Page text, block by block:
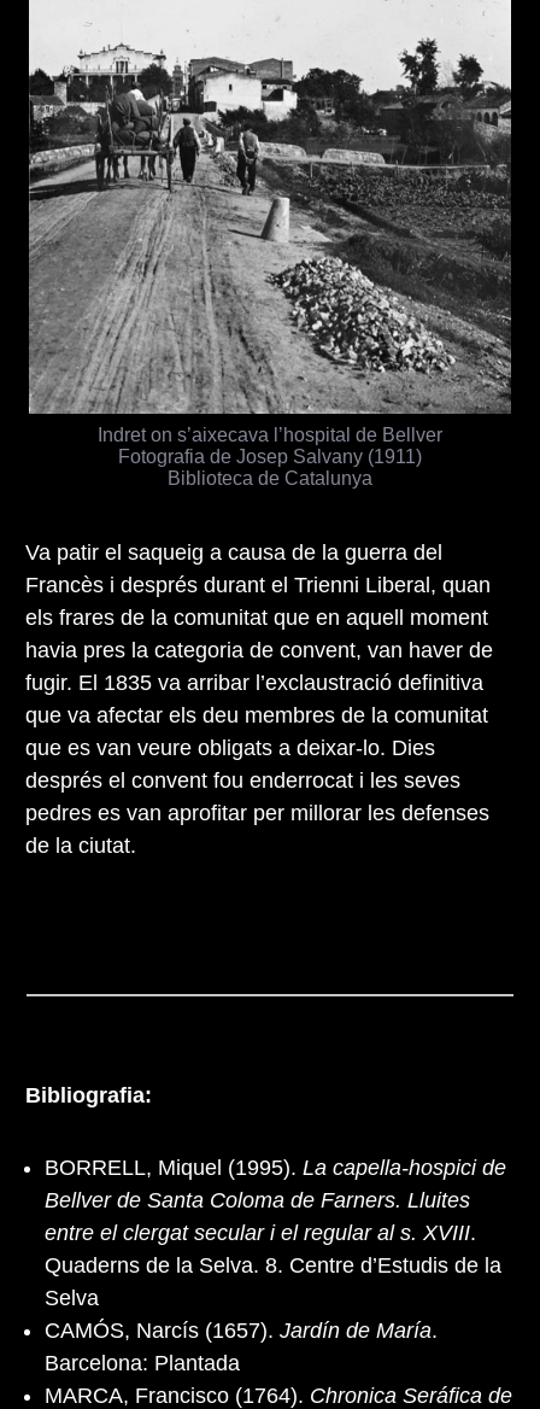
Indret on s’aixecava l’hospital de Bellver
Fotografia de Josep Salvany (1911)
Biblioteca de Catalunya
Va patir el saqueig a causa de la guerra del
Francès i després durant el Trienni Liberal, quan
els frares de la comunitat que en aquell moment
havia pres la categoria de convent, van haver de
fugir. El 1835 va arribar l’exclaustració definitiva
que va afectar els deu membres de la comunitat
que es van veure obligats a deixar-lo. Dies
després el convent fou enderrocat i les seves
pedres es van aprofitar per millorar les defenses
de la ciutat.
Bibliografia:
BORRELL, Miquel (1995). La capella-hospici de
Bellver de Santa Coloma de Farners. Lluites
entre el clergat secular i el regular al s. XVIII.
Quaderns de la Selva. 8. Centre d’Estudis de la
Selva
CAMÓS, Narcís (1657). Jardín de María.
Barcelona: Plantada
MARCA, Francisco (1764). Chronica Seráfica de